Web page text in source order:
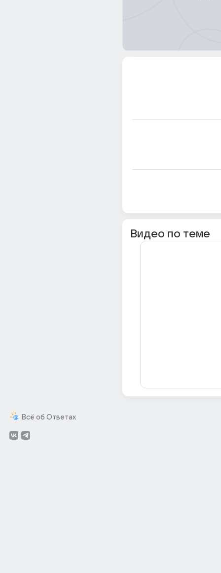
Всё об Ответах
Видео по теме